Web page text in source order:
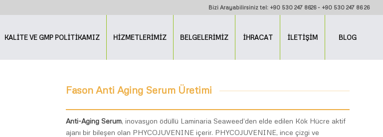
Bizi Arayabilirsiniz tel: +90 530 247 8626 - +90 530 247 86 26
KALİTE VE GMP POLİTİKAMIZ HİZMETLERİMİZ BELGELERİMİZ İHRACAT İLETİŞİM BLOG
Fason Anti Aging Serum Üretimi
Anti-Aging Serum, inovasyon ödüllü Laminaria Seaweed’den elde edilen Kök Hücre aktif
ajanı bir bileşen olan PHYCOJUVENINE içerir. PHYCOJUVENINE, ince çizgi ve